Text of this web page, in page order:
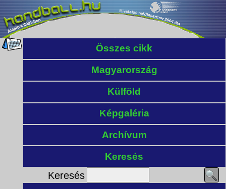
Összes cikk
Magyarország
Külföld
Képgaléria
Archívum
Keresés
Keresés